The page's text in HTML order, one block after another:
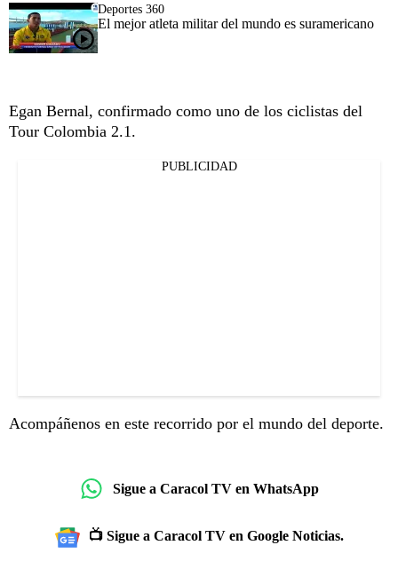
Deportes 360
El mejor atleta militar del mundo es suramericano
Egan Bernal, confirmado como uno de los ciclistas del
Tour Colombia 2.1.
PUBLICIDAD
Acompáñenos en este recorrido por el mundo del deporte.
Sigue a Caracol TV en WhatsApp
📺 Sigue a Caracol TV en Google Noticias.